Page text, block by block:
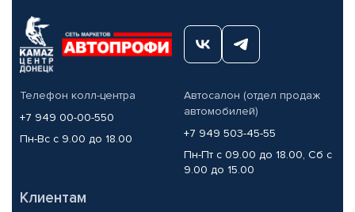
Телефон колл-центра
+7 949 00-00-550
Пн-Вс с 9.00 до 18.00
Автосалон (отдел продаж
автомобилей)
+7 949 503-45-55
Пн-Пт с 09.00 до 18.00, Сб с
9.00 до 15.00
Клиентам